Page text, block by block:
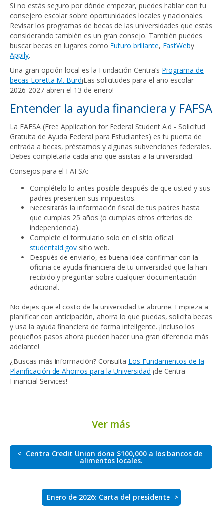
Si no estás seguro por dónde empezar, puedes hablar con tu
consejero escolar sobre oportunidades locales y nacionales.
Revisar los programas de becas de las universidades que estás
considerando también es un gran consejo. También puedes
buscar becas en lugares como Futuro brillante, FastWeby
Appily.
Una gran opción local es la Fundación Centra’s Programa de
becas Loretta M. Burd¡Las solicitudes para el año escolar
2026-2027 abren el 13 de enero!
Entender la ayuda financiera y FAFSA
La FAFSA (Free Application for Federal Student Aid - Solicitud
Gratuita de Ayuda Federal para Estudiantes) es tu puerta de
entrada a becas, préstamos y algunas subvenciones federales.
Debes completarla cada año que asistas a la universidad.
Consejos para el FAFSA:
Complételo lo antes posible después de que usted y sus
padres presenten sus impuestos.
Necesitarás la información fiscal de tus padres hasta
que cumplas 25 años (o cumplas otros criterios de
independencia).
Complete el formulario solo en el sitio oficial
studentaid.gov sitio web.
Después de enviarlo, es buena idea confirmar con la
oficina de ayuda financiera de tu universidad que la han
recibido y preguntar sobre cualquier documentación
adicional.
No dejes que el costo de la universidad te abrume. Empieza a
planificar con anticipación, ahorra lo que puedas, solicita becas
y usa la ayuda financiera de forma inteligente. ¡Incluso los
pequeños pasos ahora pueden hacer una gran diferencia más
adelante!
¿Buscas más información? Consulta Los Fundamentos de la
Planificación de Ahorros para la Universidad ¡de Centra
Financial Services!
Ver más
< Centra Credit Union dona $100,000 a los bancos de
alimentos locales.
Enero de 2026: Carta del presidente >